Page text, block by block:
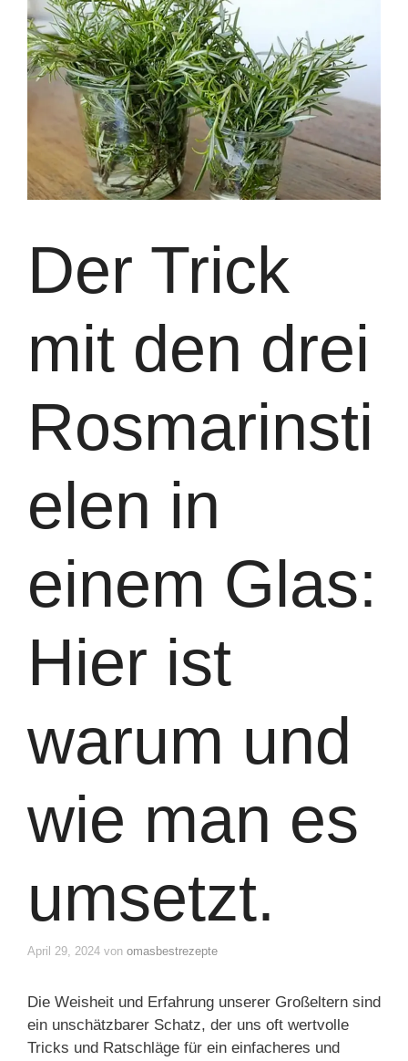
Der Trick
mit den drei
Rosmarinsti
elen in
einem Glas:
Hier ist
warum und
wie man es
umsetzt.
April 29, 2024 von omasbestrezepte
Die Weisheit und Erfahrung unserer Großeltern sind
ein unschätzbarer Schatz, der uns oft wertvolle
Tricks und Ratschläge für ein einfacheres und